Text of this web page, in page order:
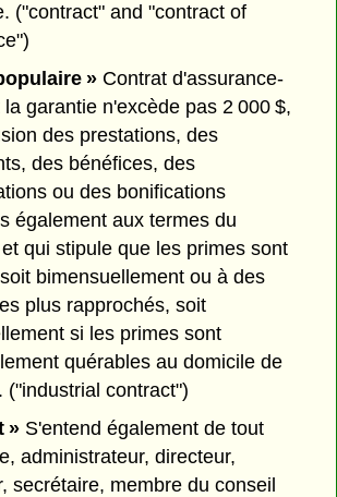
("contract" and "contract of
»Contrat d'assurance-
garantie n'excède pas 2 000 $,
des prestations, des
des bénéfices, des
ou des bonifications
également aux termes du
qui stipule que les primes sont
bimensuellement ou à des
plus rapprochés, soit
si les primes sont
quérables au domicile de
("industrial contract")
»S'entend également de tout
administrateur, directeur,
secrétaire, membre du conseil